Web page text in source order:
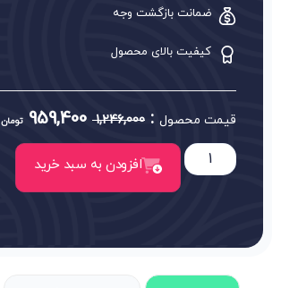
ضمانت بازگشت وجه
کیفیت بالای محصول
قیمت محصول :
1,246,000
959,400 تومان
افزودن به سبد خرید